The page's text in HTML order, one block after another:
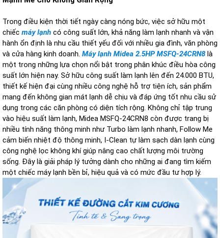
Trong điều kiện thời tiết ngày càng nóng bức, việc sở hữu một
chiếc máy lạnh có công suất lớn, khả năng làm lạnh nhanh và vận
hành ổn định là nhu cầu thiết yếu đối với nhiều gia đình, văn phòng
và cửa hàng kinh doanh. Máy lạnh Midea 2.5HP MSFQ-24CRN8 là
một trong những lựa chọn nổi bật trong phân khúc điều hòa công
suất lớn hiện nay. Sở hữu công suất làm lạnh lên đến 24.000 BTU,
thiết kế hiện đại cùng nhiều công nghệ hỗ trợ tiện ích, sản phẩm
mang đến không gian mát lạnh dễ chịu và đáp ứng tốt nhu cầu sử
dụng trong các căn phòng có diện tích rộng. Không chỉ tập trung
vào hiệu suất làm lạnh, Midea MSFQ-24CRN8 còn được trang bị
nhiều tính năng thông minh như Turbo làm lạnh nhanh, Follow Me
cảm biến nhiệt độ thông minh, I-Clean tự làm sạch dàn lạnh cùng
công nghệ lọc không khí giúp nâng cao chất lượng môi trường
sống. Đây là giải pháp lý tưởng dành cho những ai đang tìm kiếm
một chiếc máy lạnh bền bỉ, hiệu quả và có mức đầu tư hợp lý.